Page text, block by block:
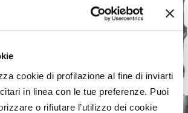
cookie di profilazione al fine di inviarti
in linea con le tue preferenze. Puoi
o rifiutare l’utilizzo dei cookie